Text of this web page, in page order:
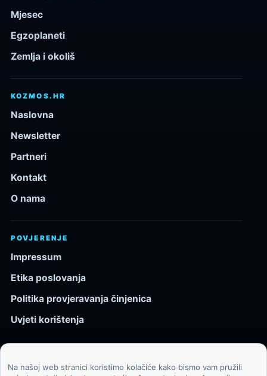
Mjesec
Egzoplaneti
Zemlja i okoliš
KOZMOS.HR
Naslovna
Newsletter
Partneri
Kontakt
O nama
POVJERENJE
Impressum
Etika poslovanja
Politika provjeravanja činjenica
Uvjeti korištenja
Na našoj web stranici koristimo kolačiće kako bismo vam pružili